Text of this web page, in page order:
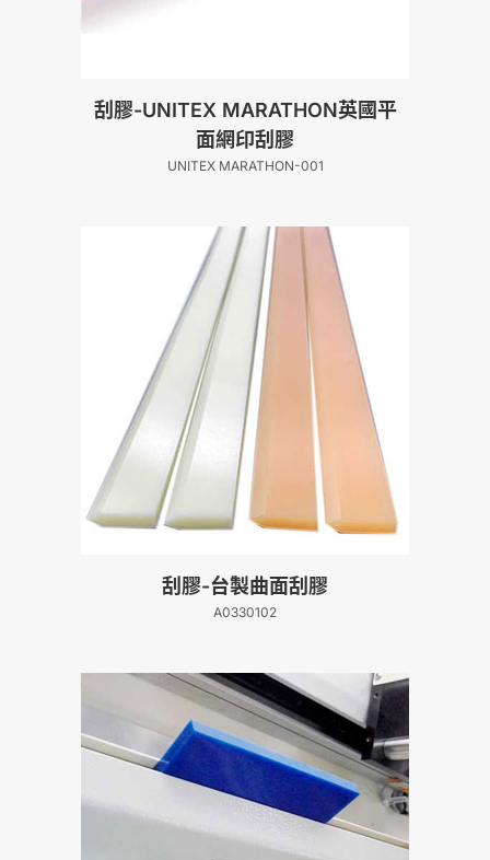
刮膠-UNITEX MARATHON英國平
面網印刮膠
UNITEX MARATHON-001
刮膠-台製曲面刮膠
A0330102